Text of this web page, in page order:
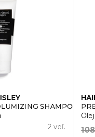
SHAMPOO
2 veľ.